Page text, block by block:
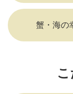
蟹・海の